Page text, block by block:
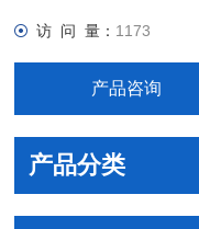
访 问 量： 1173
产品咨询
产品分类